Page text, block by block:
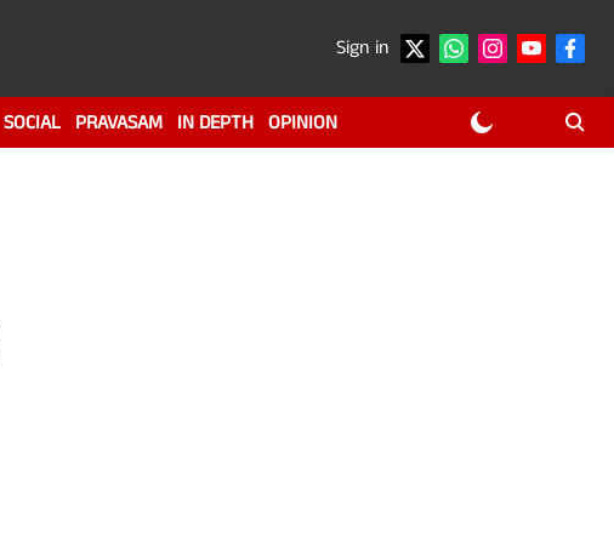
Sign in
SOCIAL PRAVASAM IN DEPTH OPINION